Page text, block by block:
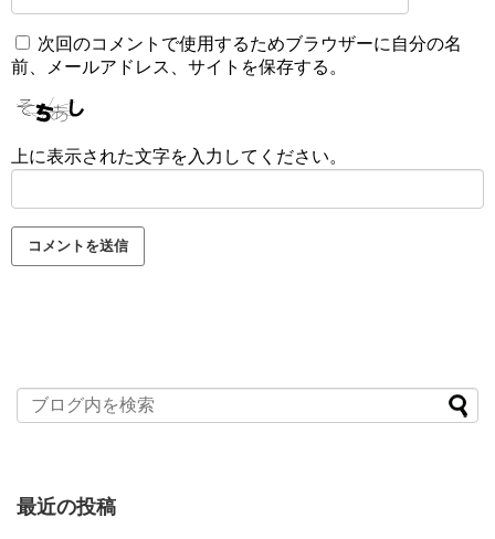
次回のコメントで使用するためブラウザーに自分の名
前、メールアドレス、サイトを保存する。
上に表示された文字を入力してください。
最近の投稿